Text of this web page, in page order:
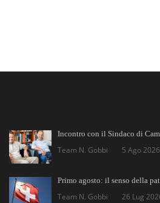
Incontro con il Sindaco di
Team N. Gobbi 5 Ago 2026
Primo agosto: il senso della
Team N. Gobbi 26 Lug